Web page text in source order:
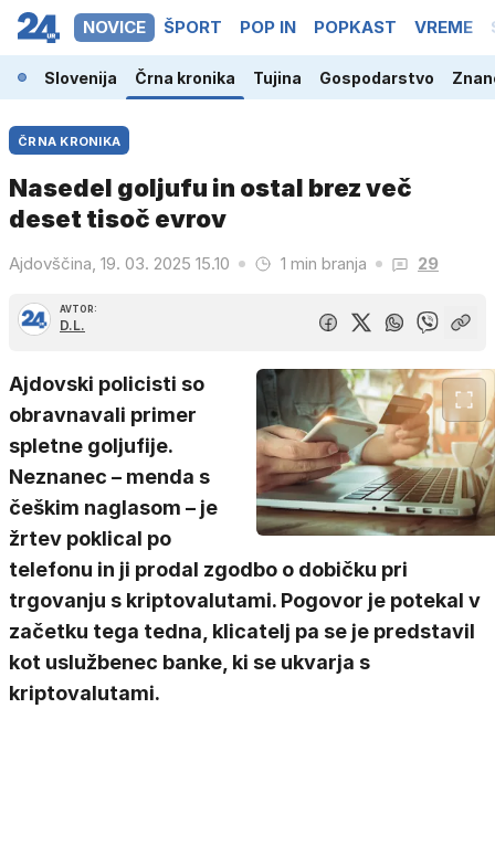
NOVICE ŠPORT POP IN POPKAST VREME
Slovenija Črna kronika Tujina Gospodarstvo
ČRNA KRONIKA
Nasedel goljufu in ostal brez več
deset tisoč evrov
Ajdovščina, 19. 03. 2025 15.10 1 min branja 29
AVTOR:
D.L.
Ajdovski policisti so
obravnavali primer
spletne goljufije.
Neznanec – menda s
češkim naglasom – je
žrtev poklical po
telefonu in ji prodal zgodbo o dobičku pri
trgovanju s kriptovalutami. Pogovor je potekal v
začetku tega tedna, klicatelj pa se je predstavil
kot uslužbenec banke, ki se ukvarja s
kriptovalutami.